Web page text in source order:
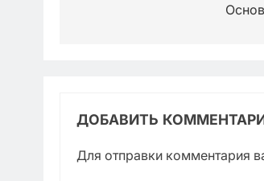
ДОБАВИТЬ
Для отправки комментария